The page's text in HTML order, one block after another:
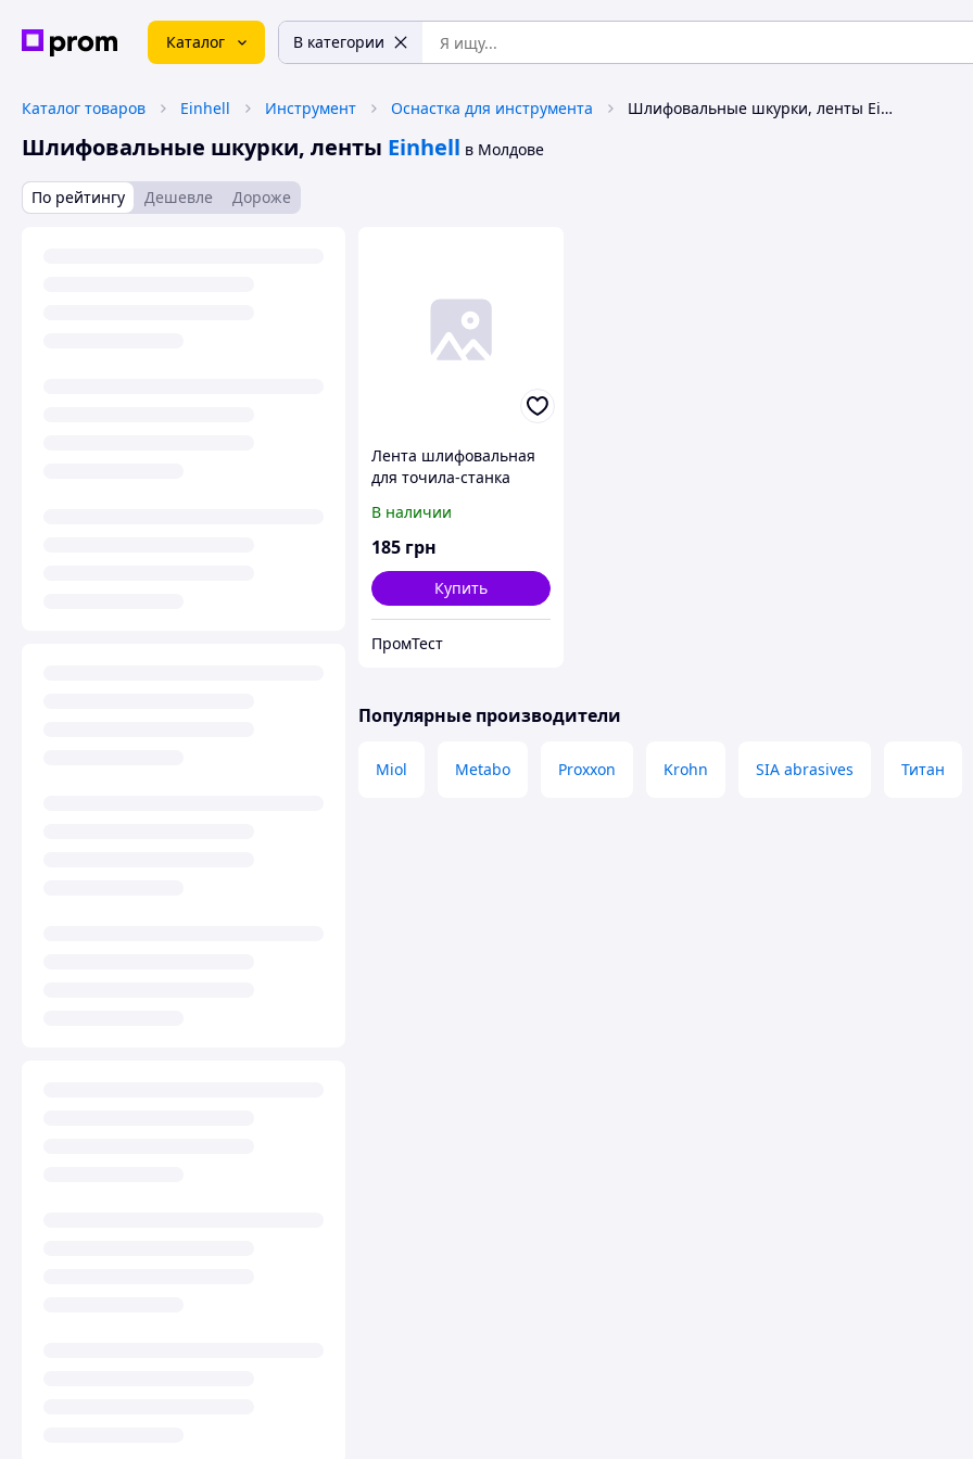
Каталог В категории
Каталог товаров Einhell Инструмент Оснастка для инструмента Шлифовальные шкурки, ленты Einhell
Шлифовальные шкурки, ленты Einhell в Молдове
По рейтингу Дешевле Дороже
Лента шлифовальная
для точила-станка
В наличии
185 грн
Купить
ПромТест
Популярные производители
Miol Metabo Proxxon Krohn SIA abrasives Титан